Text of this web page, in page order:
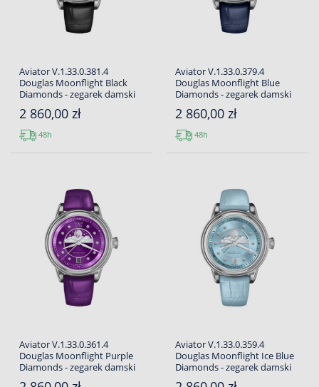
Aviator V.1.33.0.381.4
Douglas Moonflight Black
Diamonds - zegarek damski
2 860,00 zł
48h
Aviator V.1.33.0.379.4
Douglas Moonflight Blue
Diamonds - zegarek damski
2 860,00 zł
48h
Aviator V.1.33.0.361.4
Douglas Moonflight Purple
Diamonds - zegarek damski
Aviator V.1.33.0.359.4
Douglas Moonflight Ice Blue
Diamonds - zegarek damski